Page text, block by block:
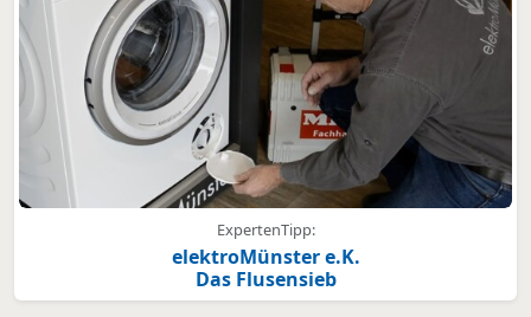
ExpertenTipp:
elektroMünster e.K.
Das Flusensieb